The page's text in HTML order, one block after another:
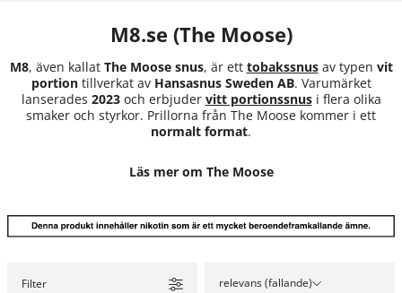
M8.se (The Moose)
M8, även kallat The Moose snus, är ett tobakssnusav typen vit
portiontillverkat av Hansasnus Sweden AB. Varumärket
lanserades 2023och erbjuder vitt portionssnusi flera olika
smaker och styrkor. Prillorna från The Moose kommer i ett
normalt format.
Läs mer om The Moose
Filter relevans (fallande)